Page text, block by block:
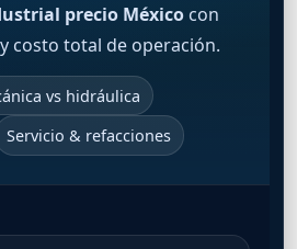
precio México con
costo total de operación.
vs hidráulica
Servicio & refacciones